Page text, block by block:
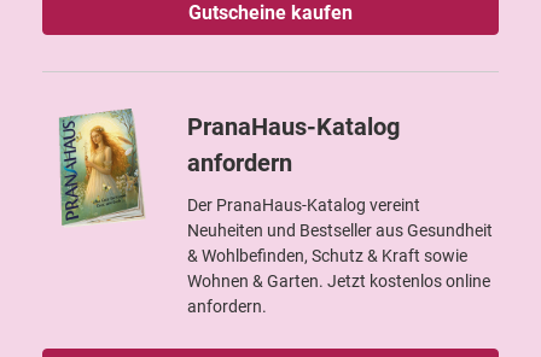
Gutscheine kaufen
PranaHaus-Katalog
anfordern
Der PranaHaus-Katalog vereint
Neuheiten und Bestseller aus Gesundheit
& Wohlbefinden, Schutz & Kraft sowie
Wohnen & Garten. Jetzt kostenlos online
anfordern.